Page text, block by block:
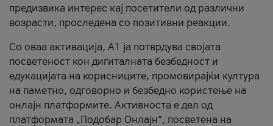
предизвика интерес кај посетители од различни
возрасти, проследена со позитивни реакции.
Со оваа активација, А1 ја потврдува својата
посветеност кон дигиталната безбедност и
едукацијата на корисниците, промовирајќи култура
на паметно, одговорно и безбедно користење на
онлајн платформите. Активноста е дел од
платформата „Подобар Онлајн“, посветена на